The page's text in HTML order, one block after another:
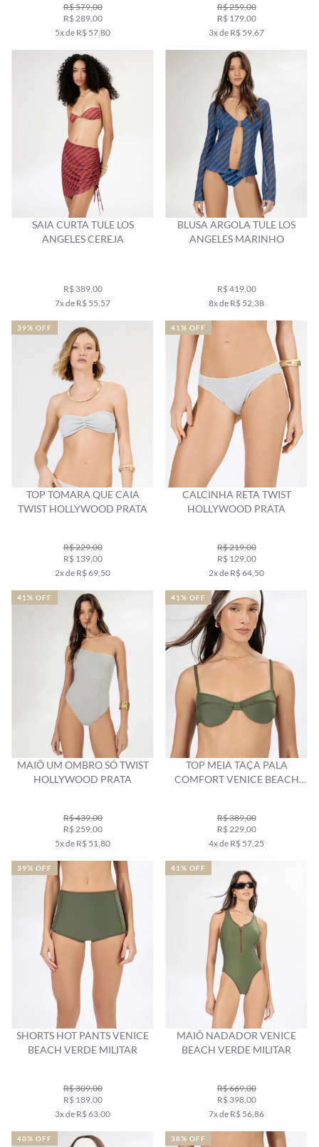
R$ 579,00
R$ 289,00
5x de R$ 57,80
R$ 259,00
R$ 179,00
3x de R$ 59,67
SAIA CURTA TULE LOS
ANGELES CEREJA
R$ 389,00
7x de R$ 55,57
BLUSA ARGOLA TULE LOS
ANGELES MARINHO
R$ 419,00
8x de R$ 52,38
TOP TOMARA QUE CAIA
TWIST HOLLYWOOD PRATA
R$ 229,00
R$ 139,00
2x de R$ 69,50
39% OFF
CALCINHA RETA TWIST
HOLLYWOOD PRATA
R$ 219,00
R$ 129,00
2x de R$ 64,50
41% OFF
MAIÔ UM OMBRO SÓ TWIST
HOLLYWOOD PRATA
R$ 439,00
R$ 259,00
5x de R$ 51,80
41% OFF
TOP MEIA TAÇA PALA
COMFORT VENICE BEACH
R$ 389,00
R$ 229,00
4x de R$ 57,25
41% OFF
SHORTS HOT PANTS VENICE
BEACH VERDE MILITAR
R$ 309,00
R$ 189,00
3x de R$ 63,00
39% OFF
MAIÔ NADADOR VENICE
BEACH VERDE MILITAR
R$ 669,00
R$ 398,00
7x de R$ 56,86
41% OFF
40% OFF 38% OFF